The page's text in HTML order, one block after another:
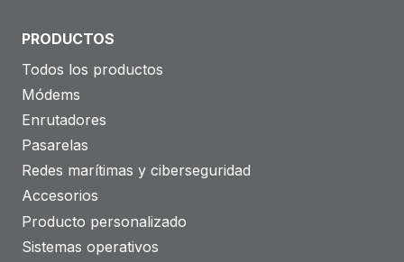
PRODUCTOS
Todos los productos
Módems
Enrutadores
Pasarelas
Redes marítimas y ciberseguridad
Accesorios
Producto personalizado
Sistemas operativos